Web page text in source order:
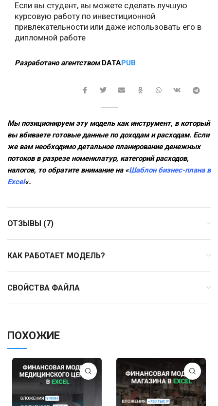
Если вы студент, вы можете сделать лучшую
курсовую работу по инвестиционной
привлекательности или даже использовать его в
дипломной работе
Разработано агентствомDATAPUB
Мы позиционируем эту модель как инструмент, в который
вы вбиваете готовые данные по доходам и расходам. Если
же вам необходимо детальное планирование денежных
потоков в разрезе номенклатур, категорий расходов,
налогов, то обратите внимание на «Шаблон бизнес-плана в
Excel«.
ОТЗЫВЫ (7)
КАК РАБОТАЕТ МОДЕЛЬ?
СВОЙСТВА ФАЙЛА
ПОХОЖИЕ